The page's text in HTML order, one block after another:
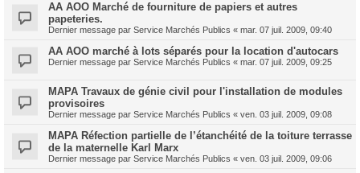
AA AOO Marché de fourniture de papiers et autres
papeteries.
Dernier message par Service Marchés Publics « mar. 07 juil. 2009, 09:40
AA AOO marché à lots séparés pour la location d'autocars
Dernier message par Service Marchés Publics « mar. 07 juil. 2009, 09:25
MAPA Travaux de génie civil pour l'installation de modules
provisoires
Dernier message par Service Marchés Publics « ven. 03 juil. 2009, 09:08
MAPA Réfection partielle de l’étanchéité de la toiture terrasse
de la maternelle Karl Marx
Dernier message par Service Marchés Publics « ven. 03 juil. 2009, 09:06